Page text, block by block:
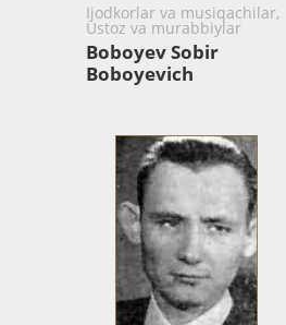
Ijodkorlar va musiqachilar,
Ustoz va murabbiylar
Boboyev Sobir
Boboyevich